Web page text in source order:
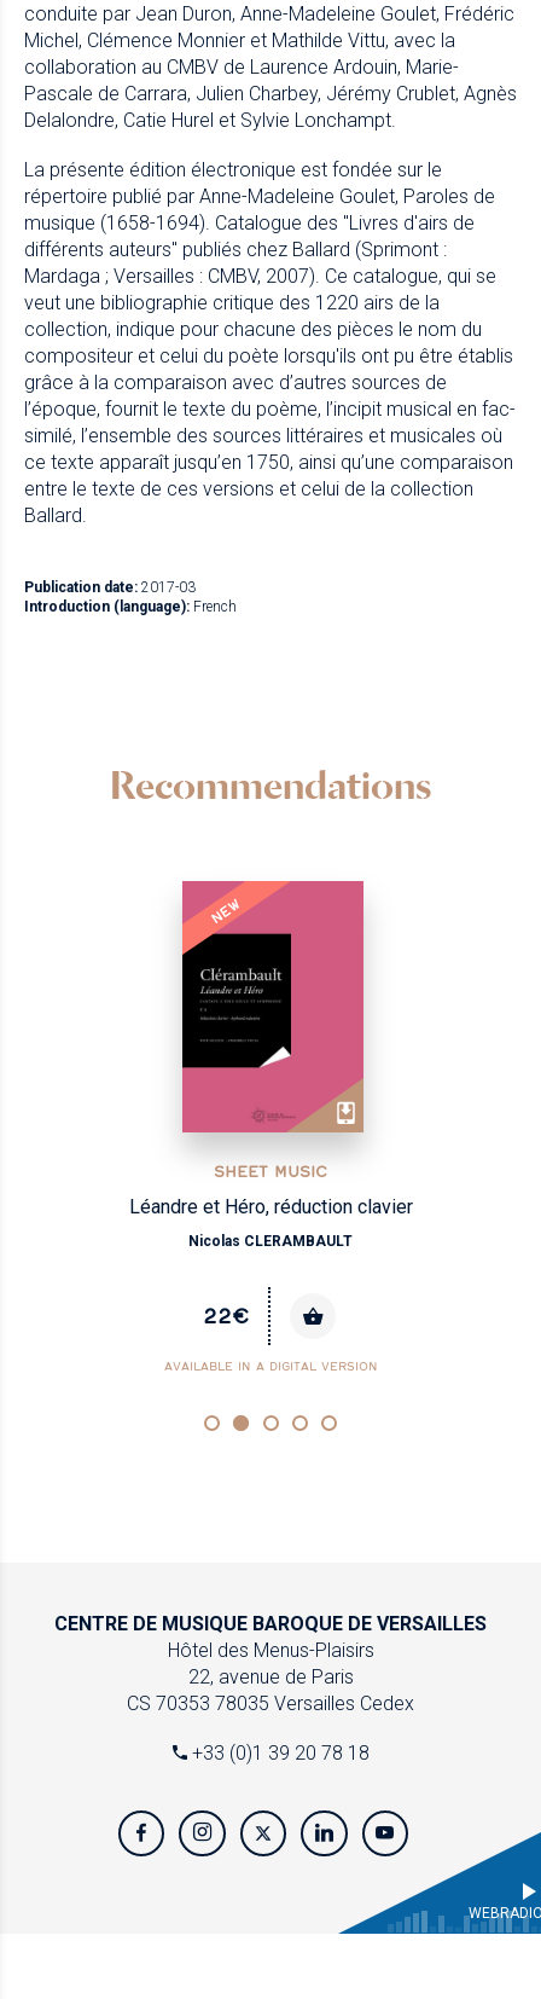
conduite par Jean Duron, Anne-Madeleine Goulet, Frédéric
Michel, Clémence Monnier et Mathilde Vittu, avec la
collaboration au CMBV de Laurence Ardouin, Marie-
Pascale de Carrara, Julien Charbey, Jérémy Crublet, Agnès
Delalondre, Catie Hurel et Sylvie Lonchampt.
La présente édition électronique est fondée sur le
répertoire publié par Anne-Madeleine Goulet, Paroles de
musique (1658-1694). Catalogue des "Livres d'airs de
différents auteurs" publiés chez Ballard (Sprimont :
Mardaga ; Versailles : CMBV, 2007). Ce catalogue, qui se
veut une bibliographie critique des 1220 airs de la
collection, indique pour chacune des pièces le nom du
compositeur et celui du poète lorsqu'ils ont pu être établis
grâce à la comparaison avec d’autres sources de
l’époque, fournit le texte du poème, l’incipit musical en fac-
similé, l’ensemble des sources littéraires et musicales où
ce texte apparaît jusqu’en 1750, ainsi qu’une comparaison
entre le texte de ces versions et celui de la collection
Ballard.
Publication date: 2017-03
Introduction (language): French
Recommendations
NEW
SHEET MUSIC
Léandre et Héro, réduction clavier
Nicolas CLERAMBAULT
22€
AVAILABLE IN A DIGITAL VERSION
CENTRE DE MUSIQUE BAROQUE DE VERSAILLES
Hôtel des Menus-Plaisirs
22, avenue de Paris
CS 70353 78035 Versailles Cedex
+33 (0)1 39 20 78 18